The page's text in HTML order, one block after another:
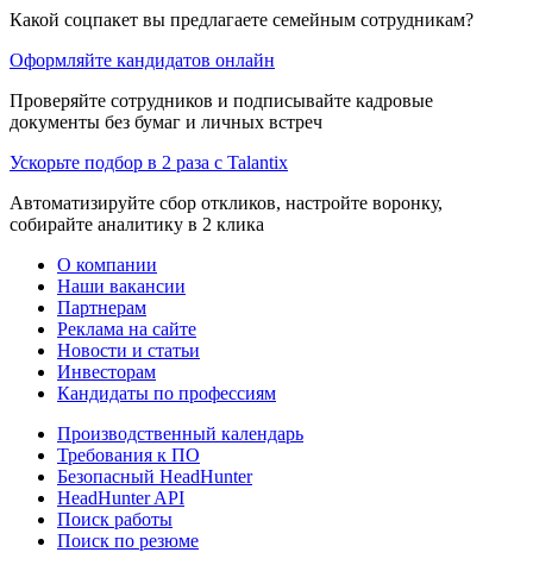
Какой соцпакет вы предлагаете семейным сотрудникам?
Оформляйте кандидатов онлайн
Проверяйте сотрудников и подписывайте кадровые
документы без бумаг и личных встреч
Ускорьте подбор в 2 раза с Talantix
Автоматизируйте сбор откликов, настройте воронку,
собирайте аналитику в 2 клика
О компании
Наши вакансии
Партнерам
Реклама на сайте
Новости и статьи
Инвесторам
Кандидаты по профессиям
Производственный календарь
Требования к ПО
Безопасный HeadHunter
HeadHunter API
Поиск работы
Поиск по резюме